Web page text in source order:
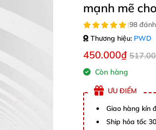
mạnh mẽ
|98
Thương hiệu: PWD
450.000₫
Còn hàng
ƯU ĐIỂM
Giao hàng kín
Ship hỏa tốc